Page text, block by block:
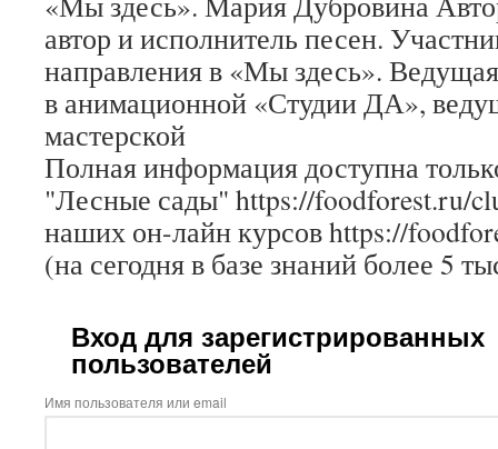
автор и исполнитель песен.
направления в «Мы здесь».
в анимационной «Студии ДА»,
мастерской
Полная информация доступна
"Лесные сады" https://foodforest.ru/
наших он-лайн курсов https://
(на сегодня в базе знаний более 5
Вход для зарегистрированных
пользователей
Имя пользователя или email